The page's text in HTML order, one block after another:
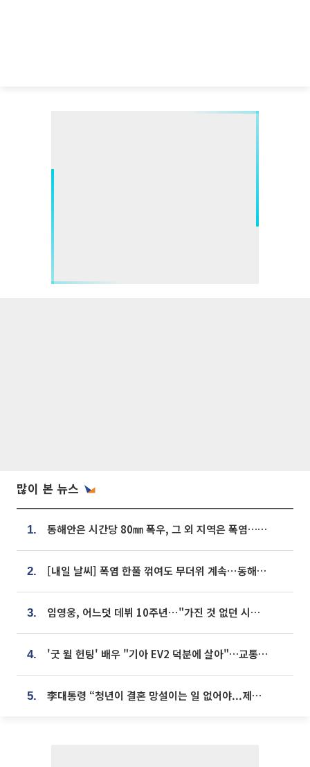
많이 본 뉴스
1. 동해안은 시간당 80㎜ 폭우, 그 외 지역은 폭염…‘극과 극 날씨’
2. [내일 날씨] 폭염 한풀 꺾여도 무더위 계속⋯동해안 이틀 연속 비
3. 임영웅, 어느덧 데뷔 10주년⋯"가진 것 없던 시절, 내 앞엔 20명의 팬뿐"
4. '굿 윌 헌팅' 배우 "기아 EV2 덕분에 살아"…교통사고 후 안전성 극찬
5. 李대통령 “청년이 결혼 망설이는 일 없어야...제도상 불이익 조사”